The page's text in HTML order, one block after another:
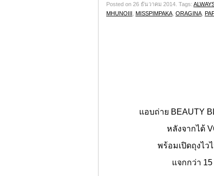
Posted on 26 ธันวาคม 2014. Tags:
MHUNOIII MISSPIMPAKA ORAGINA
แอบถ่าย BEAUTY
หลังจากได้
พร้อมเปิดถุงไว
แจกกว่า